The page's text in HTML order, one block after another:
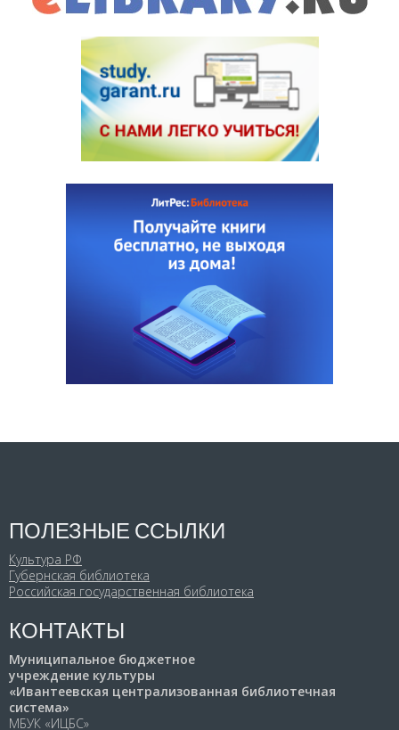
ПОЛЕЗНЫЕ ССЫЛКИ
Культура РФ
Губернская библиотека
Российская государственная библиотека
КОНТАКТЫ
Муниципальное бюджетное
учреждение культуры
«Ивантеевская централизованная библиотечная
система»
МБУК «ИЦБС»